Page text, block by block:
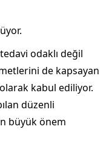
odaklı değil
de kapsayan
kabul ediliyor.
düzenli
büyük önem